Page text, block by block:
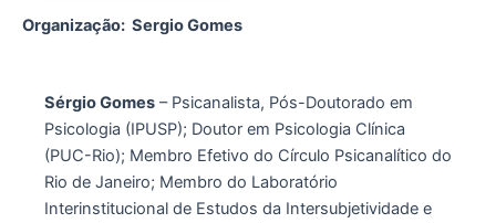
Organização: Sergio Gomes
Sérgio Gomes – Psicanalista, Pós-Doutorado em
Psicologia (IPUSP); Doutor em Psicologia Clínica
(PUC-Rio); Membro Efetivo do Círculo Psicanalítico do
Rio de Janeiro; Membro do Laboratório
Interinstitucional de Estudos da Intersubjetividade e